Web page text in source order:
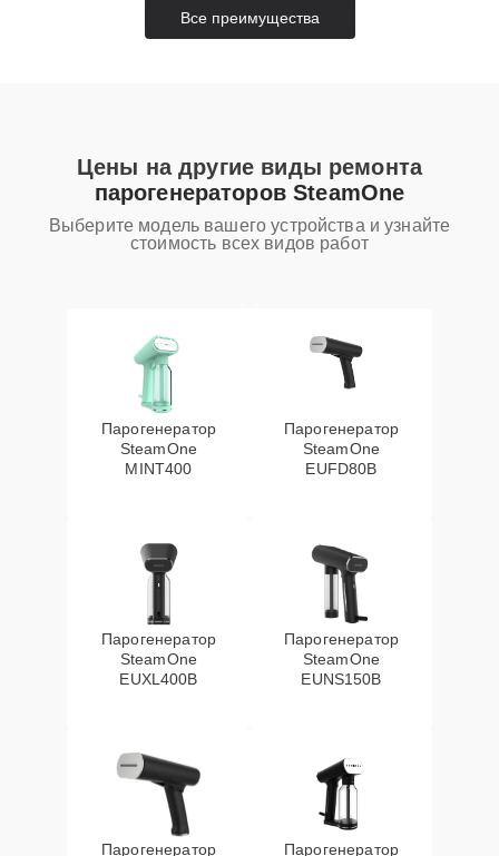
Все преимущества
Цены на другие виды ремонта
парогенераторов SteamOne
Выберите модель вашего устройства и узнайте
стоимость всех видов работ
Парогенератор
SteamOne
MINT400
Парогенератор
SteamOne
EUFD80B
Парогенератор
SteamOne
EUXL400B
Парогенератор
SteamOne
EUNS150B
Парогенератор
Парогенератор